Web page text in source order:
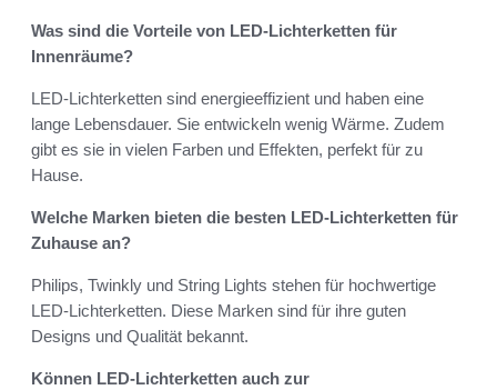
Was sind die Vorteile von LED-Lichterketten für
Innenräume?
LED-Lichterketten sind energieeffizient und haben eine
lange Lebensdauer. Sie entwickeln wenig Wärme. Zudem
gibt es sie in vielen Farben und Effekten, perfekt für zu
Hause.
Welche Marken bieten die besten LED-Lichterketten für
Zuhause an?
Philips, Twinkly und String Lights stehen für hochwertige
LED-Lichterketten. Diese Marken sind für ihre guten
Designs und Qualität bekannt.
Können LED-Lichterketten auch zur